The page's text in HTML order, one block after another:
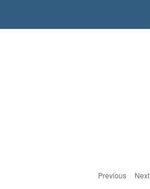
Previous Next